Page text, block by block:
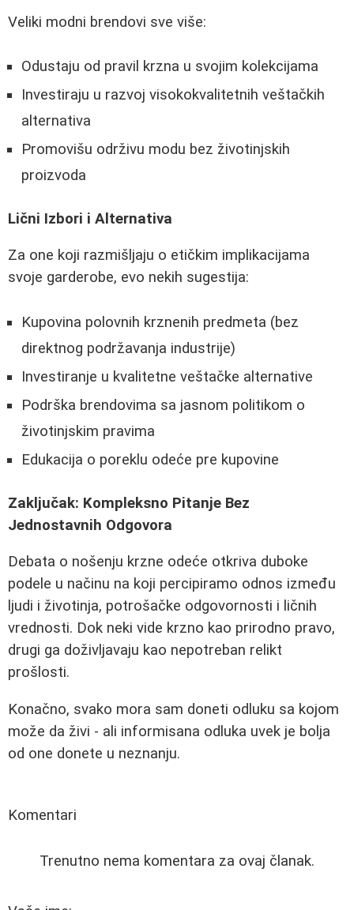
Veliki modni brendovi sve više:
Odustaju od pravil krzna u svojim kolekcijama
Investiraju u razvoj visokokvalitetnih veštačkih
alternativa
Promovišu održivu modu bez životinjskih
proizvoda
Lični Izbori i Alternativa
Za one koji razmišljaju o etičkim implikacijama
svoje garderobe, evo nekih sugestija:
Kupovina polovnih krznenih predmeta (bez
direktnog podržavanja industrije)
Investiranje u kvalitetne veštačke alternative
Podrška brendovima sa jasnom politikom o
životinjskim pravima
Edukacija o poreklu odeće pre kupovine
Zaključak: Kompleksno Pitanje Bez
Jednostavnih Odgovora
Debata o nošenju krzne odeće otkriva duboke
podele u načinu na koji percipiramo odnos između
ljudi i životinja, potrošačke odgovornosti i ličnih
vrednosti. Dok neki vide krzno kao prirodno pravo,
drugi ga doživljavaju kao nepotreban relikt
prošlosti.
Konačno, svako mora sam doneti odluku sa kojom
može da živi - ali informisana odluka uvek je bolja
od one donete u neznanju.
Komentari
Trenutno nema komentara za ovaj članak.